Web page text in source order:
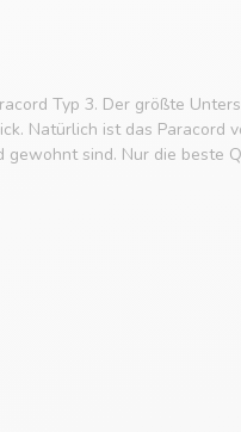
Typ 3. Der größte
Natürlich ist das Paracord
gewohnt sind. Nur die beste